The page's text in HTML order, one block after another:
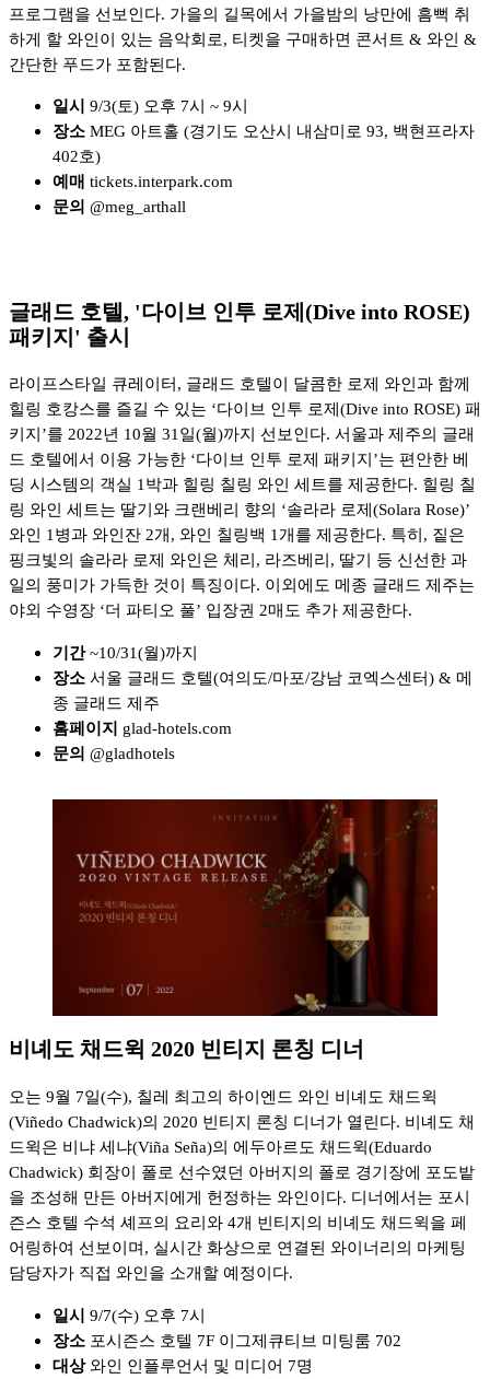
프로그램을 선보인다. 가을의 길목에서 가을밤의 낭만에 흠뻑 취
하게 할 와인이 있는 음악회로, 티켓을 구매하면 콘서트 & 와인 &
간단한 푸드가 포함된다.
일시 9/3(토) 오후 7시 ~ 9시
장소 MEG 아트홀 (경기도 오산시 내삼미로 93, 백현프라자
402호)
예매 tickets.interpark.com
문의 @meg_arthall
글래드 호텔, '다이브 인투 로제(Dive into ROSE)
패키지' 출시
라이프스타일 큐레이터, 글래드 호텔이 달콤한 로제 와인과 함께
힐링 호캉스를 즐길 수 있는 ‘다이브 인투 로제(Dive into ROSE) 패
키지’를 2022년 10월 31일(월)까지 선보인다. 서울과 제주의 글래
드 호텔에서 이용 가능한 ‘다이브 인투 로제 패키지’는 편안한 베
딩 시스템의 객실 1박과 힐링 칠링 와인 세트를 제공한다. 힐링 칠
링 와인 세트는 딸기와 크랜베리 향의 ‘솔라라 로제(Solara Rose)’
와인 1병과 와인잔 2개, 와인 칠링백 1개를 제공한다. 특히, 짙은
핑크빛의 솔라라 로제 와인은 체리, 라즈베리, 딸기 등 신선한 과
일의 풍미가 가득한 것이 특징이다. 이외에도 메종 글래드 제주는
야외 수영장 ‘더 파티오 풀’ 입장권 2매도 추가 제공한다.
기간~10/31(월)까지
장소 서울 글래드 호텔(여의도/마포/강남 코엑스센터) & 메
종 글래드 제주
홈페이지 glad-hotels.com
문의 @gladhotels
비녜도 채드윅 2020 빈티지 론칭 디너
오는 9월 7일(수), 칠레 최고의 하이엔드 와인 비녜도 채드윅
(Viñedo Chadwick)의 2020 빈티지 론칭 디너가 열린다. 비녜도 채
드윅은 비냐 세냐(Viña Seña)의 에두아르도 채드윅(Eduardo
Chadwick) 회장이 폴로 선수였던 아버지의 폴로 경기장에 포도밭
을 조성해 만든 아버지에게 헌정하는 와인이다. 디너에서는 포시
즌스 호텔 수석 셰프의 요리와 4개 빈티지의 비녜도 채드윅을 페
어링하여 선보이며, 실시간 화상으로 연결된 와이너리의 마케팅
담당자가 직접 와인을 소개할 예정이다.
일시 9/7(수) 오후 7시
장소 포시즌스 호텔 7F 이그제큐티브 미팅룸 702
대상와인 인플루언서 및 미디어 7명